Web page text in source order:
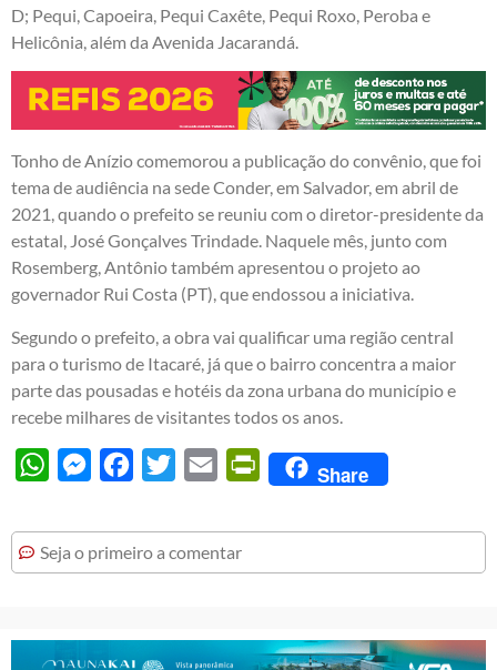
D; Pequi, Capoeira, Pequi Caxête, Pequi Roxo, Peroba e
Helicônia, além da Avenida Jacarandá.
Tonho de Anízio comemorou a publicação do convênio, que foi
tema de audiência na sede Conder, em Salvador, em abril de
2021, quando o prefeito se reuniu com o diretor-presidente da
estatal, José Gonçalves Trindade. Naquele mês, junto com
Rosemberg, Antônio também apresentou o projeto ao
governador Rui Costa (PT), que endossou a iniciativa.
Segundo o prefeito, a obra vai qualificar uma região central
para o turismo de Itacaré, já que o bairro concentra a maior
parte das pousadas e hotéis da zona urbana do município e
recebe milhares de visitantes todos os anos.
WhatsAppMessengerFacebook
Twitter Email PrintFriendly
Share
Seja o primeiro a comentar